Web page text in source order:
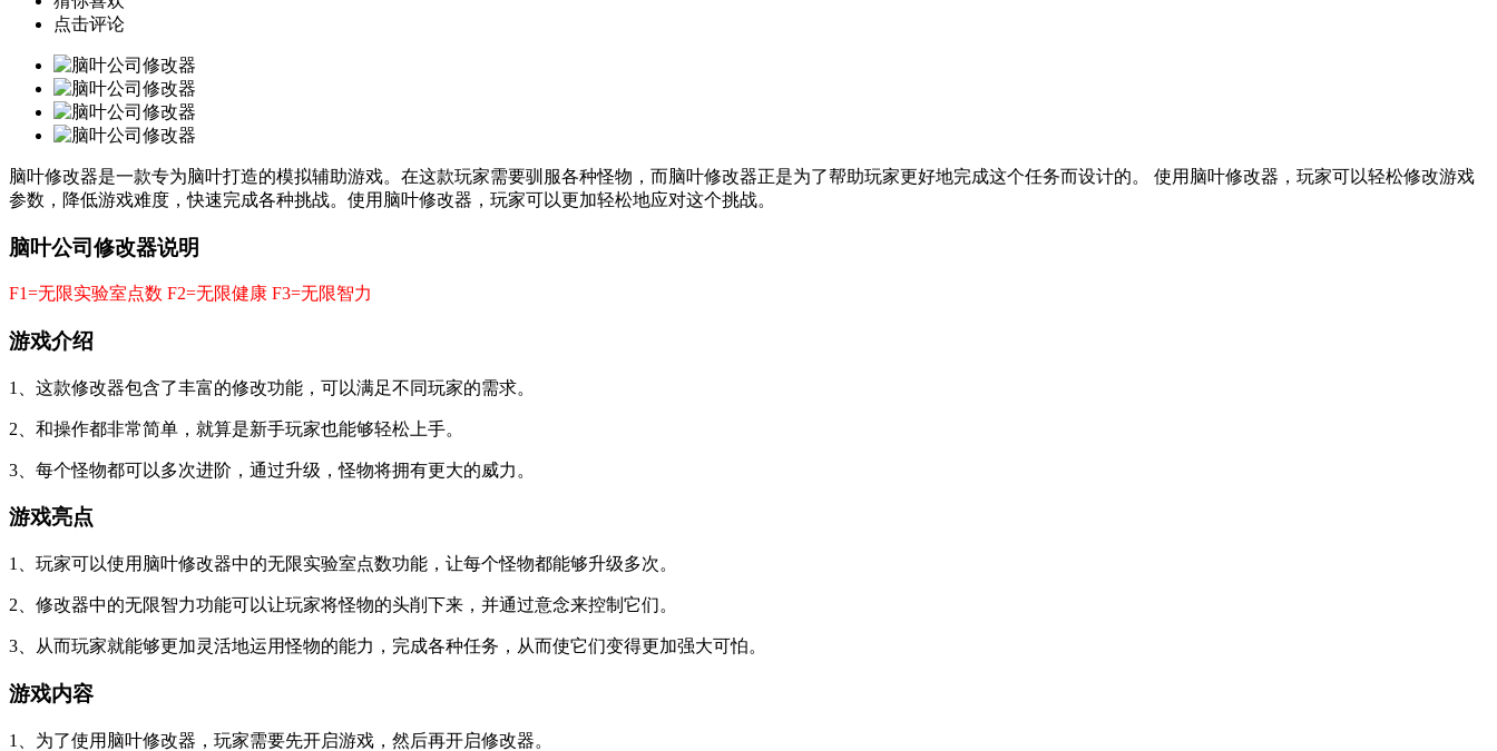
点击评论
脑叶修改器是一款专为脑叶打造的模拟辅助游戏。在这款玩家需要驯服各种怪物，而脑叶修改器正是为了帮助玩家更好地完成这个任务而设计的。 使用脑叶修改器，玩家可以轻松修改游戏
参数，降低游戏难度，快速完成各种挑战。使用脑叶修改器，玩家可以更加轻松地应对这个挑战。
脑叶公司修改器说明
F1=无限实验室点数 F2=无限健康 F3=无限智力
游戏介绍
1、这款修改器包含了丰富的修改功能，可以满足不同玩家的需求。
2、和操作都非常简单，就算是新手玩家也能够轻松上手。
3、每个怪物都可以多次进阶，通过升级，怪物将拥有更大的威力。
游戏亮点
1、玩家可以使用脑叶修改器中的无限实验室点数功能，让每个怪物都能够升级多次。
2、修改器中的无限智力功能可以让玩家将怪物的头削下来，并通过意念来控制它们。
3、从而玩家就能够更加灵活地运用怪物的能力，完成各种任务，从而使它们变得更加强大可怕。
游戏内容
1、为了使用脑叶修改器，玩家需要先开启游戏，然后再开启修改器。